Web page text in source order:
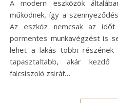
A modern eszközök
működnek, így a
Az eszköz nemcsak az
pormentes munkavégzést is
lehet a lakás többi részének
tapasztaltabb, akár kezdő
falcsiszoló zsiráf…